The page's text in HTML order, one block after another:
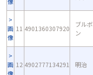
画
像
11 4901360307920
ブルボ
ン
画
像
12 4902777134291 明治